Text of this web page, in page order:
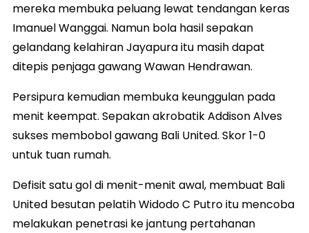
mereka membuka peluang lewat tendangan keras
Imanuel Wanggai. Namun bola hasil sepakan
gelandang kelahiran Jayapura itu masih dapat
ditepis penjaga gawang Wawan Hendrawan.
Persipura kemudian membuka keunggulan pada
menit keempat. Sepakan akrobatik Addison Alves
sukses membobol gawang Bali United. Skor 1-0
untuk tuan rumah.
Defisit satu gol di menit-menit awal, membuat Bali
United besutan pelatih Widodo C Putro itu mencoba
melakukan penetrasi ke jantung pertahanan